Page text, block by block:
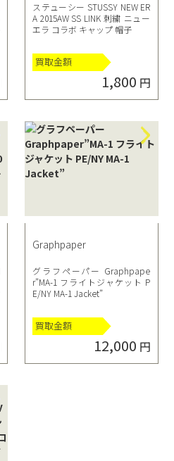
ステューシー STUSSY NEW ER
A 2015AW SS LINK 刺繍 ニュー
エラ コラボ キャップ 帽子
買取金額
1,800 円
Graphpaper
グラフペーパー Graphpape
r”MA-1 フライトジャケット P
E/NY MA-1 Jacket”
買取金額
12,000 円